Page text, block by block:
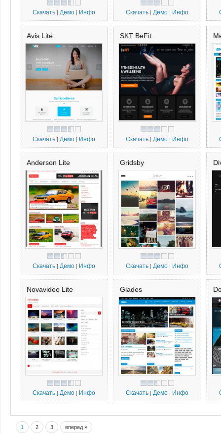
Скачать | Демо | Инфо Скачать | Демо | Инфо
Avis Lite
Скачать | Демо | Инфо
SKT BeFit
Скачать | Демо | Инфо
Anderson Lite
Скачать | Демо | Инфо
Gridsby
Скачать | Демо | Инфо
Novavideo Lite
Скачать | Демо | Инфо
Glades
Скачать | Демо | Инфо
1 2 3 вперед »